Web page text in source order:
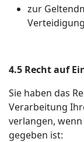
zur
4.5 Recht auf
Sie haben das
Verarbeitung
verlangen,
gegeben ist: